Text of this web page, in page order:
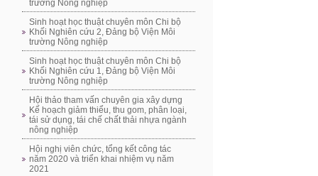
trường Nông nghiệp
Sinh hoạt học thuật chuyên môn Chi bộ
Khối Nghiên cứu 2, Đảng bộ Viện Môi
trường Nông nghiệp
Sinh hoạt học thuật chuyên môn Chi bộ
Khối Nghiên cứu 1, Đảng bộ Viện Môi
trường Nông nghiệp
Hội thảo tham vấn chuyên gia xây dựng
Kế hoạch giảm thiểu, thu gom, phân loại,
tái sử dụng, tái chế chất thải nhựa ngành
nông nghiệp
Hội nghị viên chức, tổng kết công tác
năm 2020 và triển khai nhiệm vụ năm
2021